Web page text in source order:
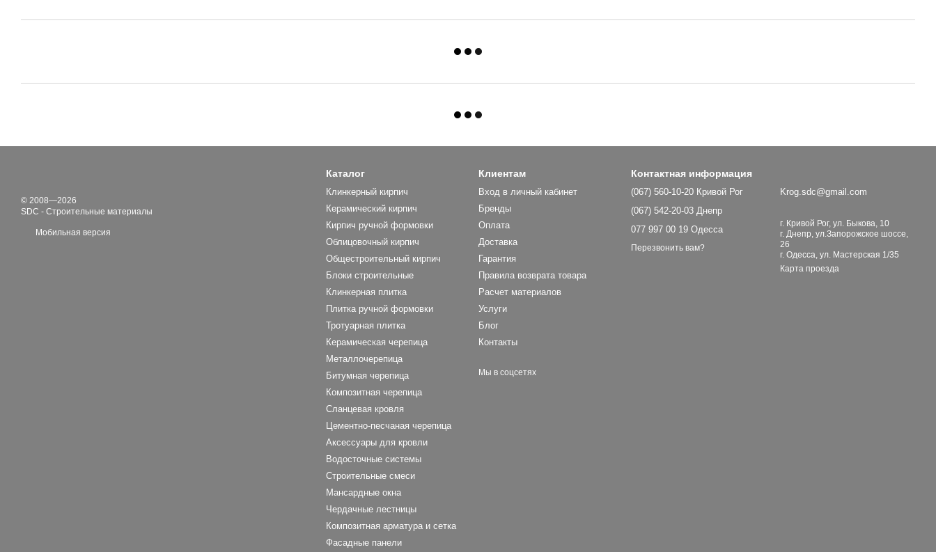
© 2008—2026
SDC - Строительные материалы
Мобильная версия
Каталог
Клинкерный кирпич
Керамический кирпич
Кирпич ручной формовки
Облицовочный кирпич
Общестроительный кирпич
Блоки строительные
Клинкерная плитка
Плитка ручной формовки
Тротуарная плитка
Керамическая черепица
Металлочерепица
Битумная черепица
Композитная черепица
Сланцевая кровля
Цементно-песчаная черепица
Аксессуары для кровли
Водосточные системы
Строительные смеси
Мансардные окна
Чердачные лестницы
Композитная арматура и сетка
Фасадные панели
Клиентам
Вход в личный кабинет
Бренды
Оплата
Доставка
Гарантия
Правила возврата товара
Расчет материалов
Услуги
Блог
Контакты
Мы в соцсетях
Контактная информация
(067) 560-10-20 Кривой Рог
(067) 542-20-03 Днепр
077 997 00 19 Одесса
Перезвонить вам?
Krog.sdc@gmail.com
г. Кривой Рог, ул. Быкова, 10
г. Днепр, ул.Запорожское шоссе,
26
г. Одесса, ул. Мастерская 1/35
Карта проезда